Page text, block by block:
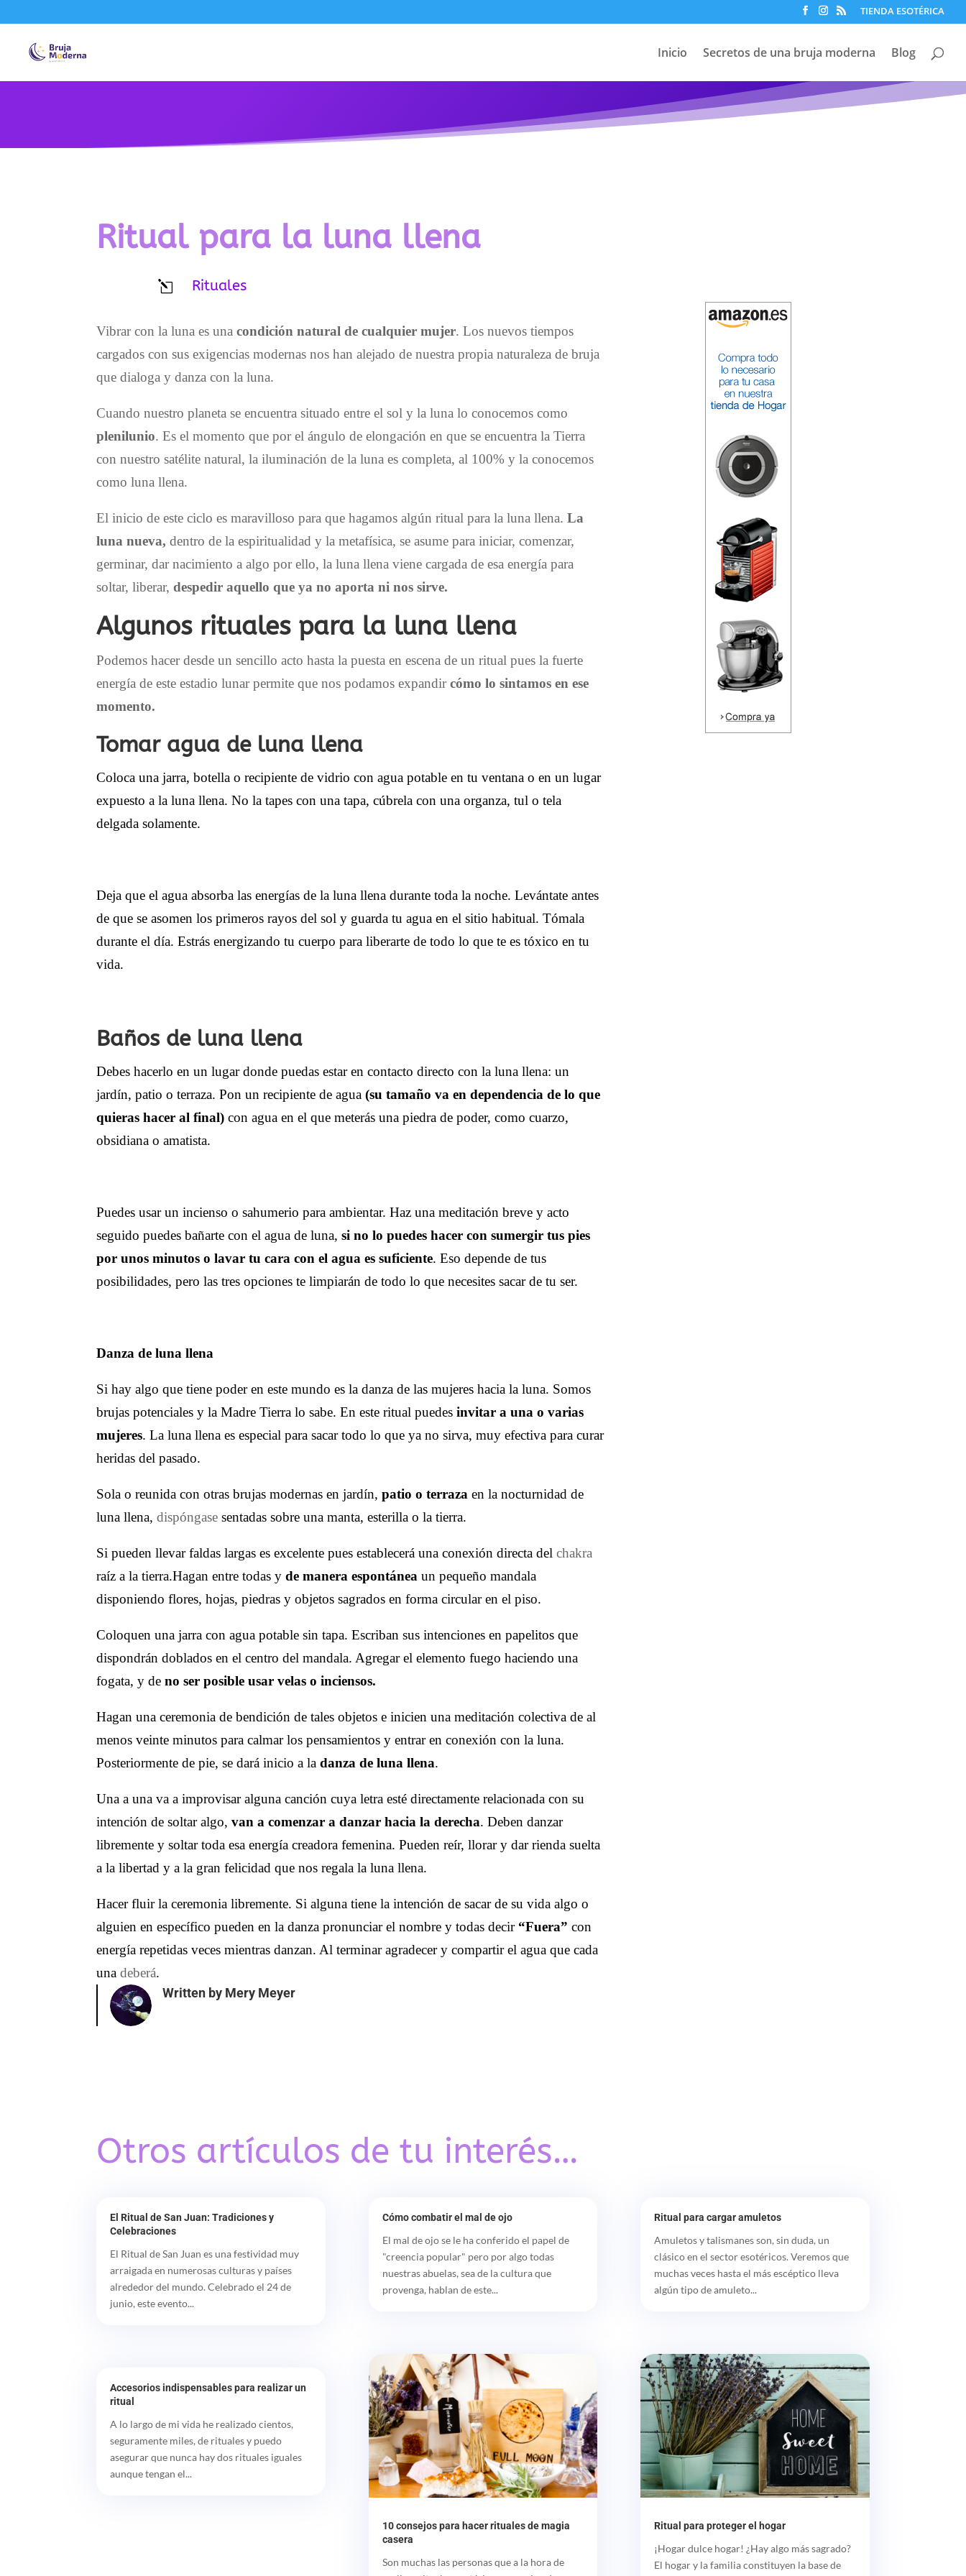
TIENDA ESOTÉRICA
Inicio Secretos de una bruja moderna Blog
Ritual para la luna llena
l Rituales
Vibrar con la luna es unacondición natural de cualquier mujer. Los nuevos tiempos
cargados con sus exigencias modernas nos han alejado de nuestra propia naturaleza de bruja
que dialoga y danza con la luna.
Cuando nuestro planeta se encuentra situado entre el sol y la luna lo conocemos como
plenilunio. Es el momento que por el ángulo de elongación en que se encuentra la Tierra
con nuestro satélite natural, la iluminación de la luna es completa, al 100% y la conocemos
como luna llena.
El inicio de este ciclo es maravilloso para que hagamos algún ritual para la luna llena. La
luna nueva, dentro de la espiritualidad y la metafísica, se asume para iniciar, comenzar,
germinar, dar nacimiento a algo por ello, la luna llena viene cargada de esa energía para
soltar, liberar, despedir aquello que ya no aporta ni nos sirve.
Algunos rituales para la luna llena
Podemos hacer desde un sencillo acto hasta la puesta en escena de un ritual pues la fuerte
energía de este estadio lunar permite que nos podamos expandircómo lo sintamos en ese
momento.
Tomar agua de luna llena
Coloca una jarra, botella o recipiente de vidrio con agua potable en tu ventana o en un lugar
expuesto a la luna llena. No la tapes con una tapa, cúbrela con una organza, tul o tela
delgada solamente.
Deja que el agua absorba las energías de la luna llena durante toda la noche. Levántate antes
de que se asomen los primeros rayos del sol y guarda tu agua en el sitio habitual. Tómala
durante el día. Estrás energizando tu cuerpo para liberarte de todo lo que te es tóxico en tu
vida.
Baños de luna llena
Debes hacerlo en un lugar donde puedas estar en contacto directo con la luna llena: un
jardín, patio o terraza. Pon un recipiente de agua (su tamaño va en dependencia de lo que
quieras hacer al final) con agua en el que meterás una piedra de poder, como cuarzo,
obsidiana o amatista.
Puedes usar un incienso o sahumerio para ambientar. Haz una meditación breve y acto
seguido puedes bañarte con el agua de luna,si no lo puedes hacer con sumergir tus pies
por unos minutos o lavar tu cara con el agua es suficiente. Eso depende de tus
posibilidades, pero las tres opciones te limpiarán de todo lo que necesites sacar de tu ser.
Danza de luna llena
Si hay algo que tiene poder en este mundo es la danza de las mujeres hacia la luna. Somos
brujas potenciales y la Madre Tierra lo sabe. En este ritual puedesinvitar a una o varias
mujeres. La luna llena es especial para sacar todo lo que ya no sirva, muy efectiva para curar
heridas del pasado.
Sola o reunida con otras brujas modernas en jardín,patio o terraza en la nocturnidad de
luna llena,dispóngase sentadas sobre una manta, esterilla o la tierra.
Si pueden llevar faldas largas es excelente pues establecerá una conexión directa delchakra
raíz a la tierra.Hagan entre todas yde manera espontánea un pequeño mandala
disponiendo flores, hojas, piedras y objetos sagrados en forma circular en el piso.
Coloquen una jarra con agua potable sin tapa. Escriban sus intenciones en papelitos que
dispondrán doblados en el centro del mandala. Agregar el elemento fuego haciendo una
fogata, y deno ser posible usar velas o inciensos.
Hagan una ceremonia de bendición de tales objetos e inicien una meditación colectiva de al
menos veinte minutos para calmar los pensamientos y entrar en conexión con la luna.
Posteriormente de pie, se dará inicio a ladanza de luna llena.
Una a una va a improvisar alguna canción cuya letra esté directamente relacionada con su
intención de soltar algo,van a comenzar a danzar hacia la derecha. Deben danzar
libremente y soltar toda esa energía creadora femenina. Pueden reír, llorar y dar rienda suelta
a la libertad y a la gran felicidad que nos regala la luna llena.
Hacer fluir la ceremonia libremente. Si alguna tiene la intención de sacar de su vida algo o
alguien en específico pueden en la danza pronunciar el nombre y todas decir“Fuera”con
energía repetidas veces mientras danzan. Al terminar agradecer y compartir el agua que cada
unadeberá.
Written by Mery Meyer
Otros artículos de tu interés…
El Ritual de San Juan: Tradiciones y
Celebraciones
El Ritual de San Juan es una festividad muy
arraigada en numerosas culturas y países
alrededor del mundo. Celebrado el 24 de
junio, este evento...
Accesorios indispensables para realizar un
ritual
A lo largo de mi vida he realizado cientos,
seguramente miles, de rituales y puedo
asegurar que nunca hay dos rituales iguales
aunque tengan el...
Cómo combatir el mal de ojo
El mal de ojo se le ha conferido el papel de
"creencia popular" pero por algo todas
nuestras abuelas, sea de la cultura que
provenga, hablan de este...
10 consejos para hacer rituales de magia
casera
Son muchas las personas que a la hora de
Ritual para cargar amuletos
Amuletos y talismanes son, sin duda, un
clásico en el sector esotéricos. Veremos que
muchas veces hasta el más escéptico lleva
algún tipo de amuleto...
Ritual para proteger el hogar
¡Hogar dulce hogar! ¿Hay algo más sagrado?
El hogar y la familia constituyen la base de